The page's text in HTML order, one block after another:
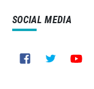
SOCIAL MEDIA